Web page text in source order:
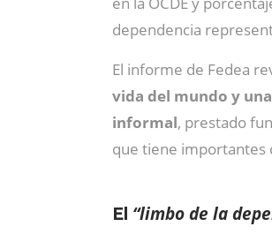
dependencia
El informe de Fedea
vida del mundo y
informal, prestado
que tiene importantes
El “limbo de la